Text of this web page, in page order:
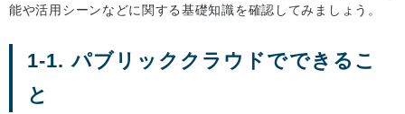
能や活用シーンなどに関する基礎知識を確認してみましょう。
1-1. パブリッククラウドでできるこ
と